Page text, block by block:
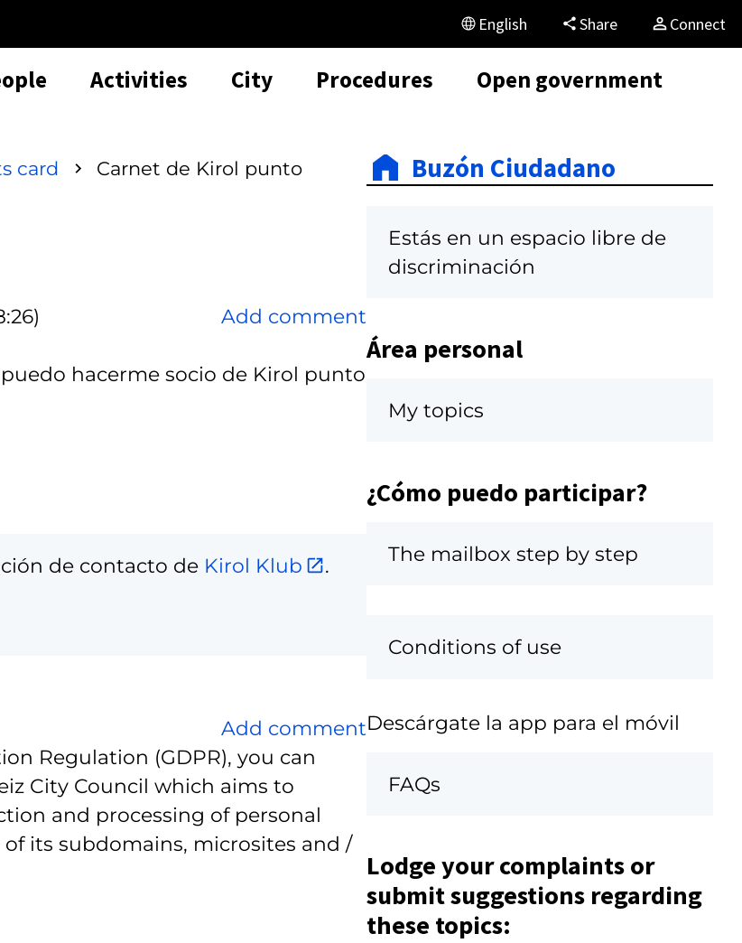
English Share Connect
Activities City Procedures Open government
card Carnet de Kirol punto
Add comment
hacerme socio de Kirol punto
de contacto de Kirol Klub .
Add comment
Regulation (GDPR), you can
City Council which aims to
and processing of personal
its subdomains, microsites and /
Buzón Ciudadano
Estás en un espacio libre de
discriminación
Área personal
My topics
¿Cómo puedo participar?
The mailbox step by step
Conditions of use
Descárgate la app para el móvil
FAQs
Lodge your complaints or
submit suggestions regarding
these topics: